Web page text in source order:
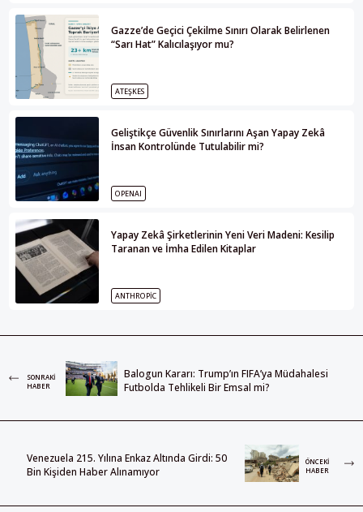
Gazze’de Geçici Çekilme Sınırı Olarak Belirlenen
“Sarı Hat” Kalıcılaşıyor mu?
ATEŞKES
Geliştikçe Güvenlik Sınırlarını Aşan Yapay Zekâ
İnsan Kontrolünde Tutulabilir mi?
OPENAI
Yapay Zekâ Şirketlerinin Yeni Veri Madeni: Kesilip
Taranan ve İmha Edilen Kitaplar
ANTHROPIC
SONRAKI
HABER
Balogun Kararı: Trump’ın FIFA’ya Müdahalesi
Futbolda Tehlikeli Bir Emsal mi?
Venezuela 215. Yılına Enkaz Altında Girdi: 50
Bin Kişiden Haber Alınamıyor
ÖNCEKI
HABER